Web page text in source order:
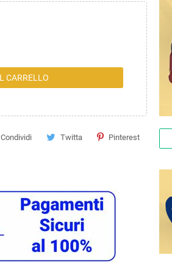
CARRELLO
Condividi Twitta Pinterest